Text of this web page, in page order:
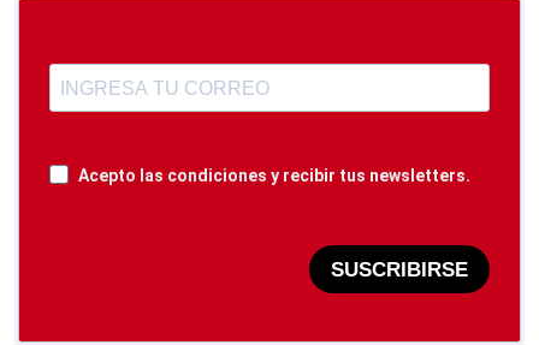
Acepto las condiciones y recibir tus newsletters.
SUSCRIBIRSE